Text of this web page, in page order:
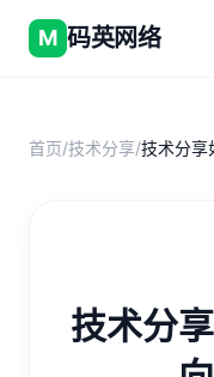
M 码英网络
首页/技术分享/
技术分